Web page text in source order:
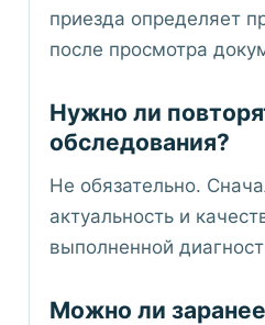
приезда определяет
после просмотра
Нужно ли
обследования?
Не обязательно.
актуальность и
выполненной
Можно ли